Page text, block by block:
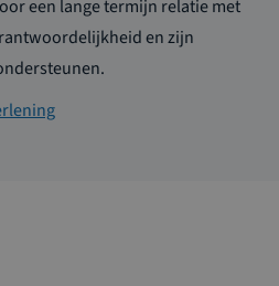
een lange termijn relatie met
en zijn